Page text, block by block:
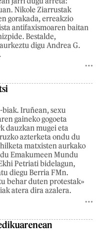
Nikole Ziarrustak
gorakada, erreakzio
antifaxismoaren baitan
Bestalde,
digu Andrea G.
Iruñean, sexu
gaineko gogoeta
dauzkan mugei eta
azterketa ondu du
matxisten aurkako
Emakumeen Mundu
Petriati bidelagun,
diegu Berria FMn.
behar duten protestak»
atera dira azalera.